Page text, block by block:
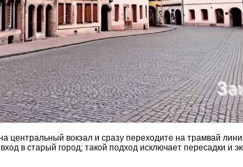
центральный вокзал и сразу переходите на трамвай
в старый город; такой подход исключает пересадки и